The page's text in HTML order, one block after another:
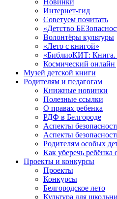
Интернет-гид
Советуем почитать
«Детство
Волонтёры культуры
«Лето с книгой»
«БиблиоКИТ: Книга.
Космический онлайн
Музей детской книги
Родителям и педагогам
Книжные новинки
Полезные ссылки
О правах ребенка
РДФ в Белгороде
Аспекты
Аспекты
Родителям особых
Как уберечь ребёнка
Проекты и конкурсы
Проекты
Конкурсы
Белгородское лето
Культура для